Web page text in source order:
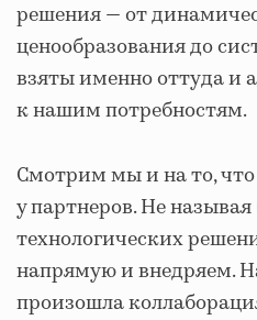
решения — от
ценообразования до
взяты именно оттуда и
к нашим потребностям.
Смотрим мы и на то,
у партнеров. Не
технологических
напрямую и внедряем.
произошла